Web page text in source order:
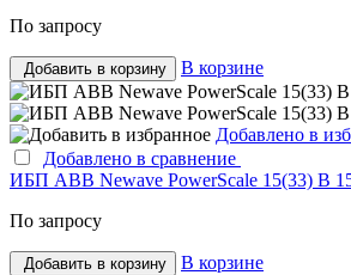
По запросу
Добавить в корзину В корзине
Добавлено в
Добавлено в сравнение
ИБП ABB Newave PowerScale 15(33) B
По запросу
Добавить в корзину В корзине